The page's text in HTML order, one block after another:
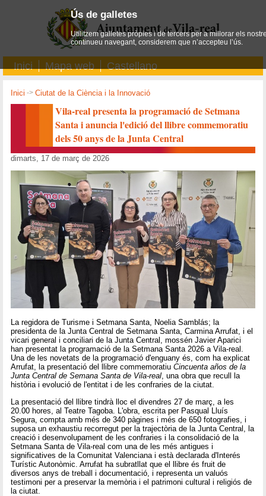
Inici Mapa web Castellano
Inici ->Ciutat de la Ciència i la Innovació
Vila-real presenta la programació de Setmana
Santa i anuncia l'edició del llibre commemoratiu
dels 50 anys de la Junta Central
dimarts, 17 de març de 2026
La regidora de Turisme i Setmana Santa, Noelia Samblás; la
presidenta de la Junta Central de Setmana Santa, Carmina Arrufat, i el
vicari general i conciliari de la Junta Central, mossén Javier Aparici
han presentat la programació de la Setmana Santa 2026 a Vila-real.
Una de les novetats de la programació d'enguany és, com ha explicat
Arrufat, la presentació del llibre commemoratiuCincuenta años de la
Junta Central de Semana Santa de Vila-real, una obra que recull la
història i evolució de l'entitat i de les confraries de la ciutat.
La presentació del llibre tindrà lloc el divendres 27 de març, a les
20.00 hores, al Teatre Tagoba. L'obra, escrita per Pasqual Lluís
Segura, compta amb més de 340 pàgines i més de 650 fotografies, i
suposa un exhaustiu recorregut per la trajectòria de la Junta Central, la
creació i desenvolupament de les confraries i la consolidació de la
Setmana Santa de Vila-real com una de les més antigues i
significatives de la Comunitat Valenciana i està declarada d'Interés
Turístic Autonòmic. Arrufat ha subratllat que el llibre és fruit de
diversos anys de treball i documentació, i representa un valuós
testimoni per a preservar la memòria i el patrimoni cultural i religiós de
la ciutat.
Ús de galletes
Utilitzem galletes pròpies i de tercers per a millorar els
continueu navegant, considerem que n’accepteu l’ús.